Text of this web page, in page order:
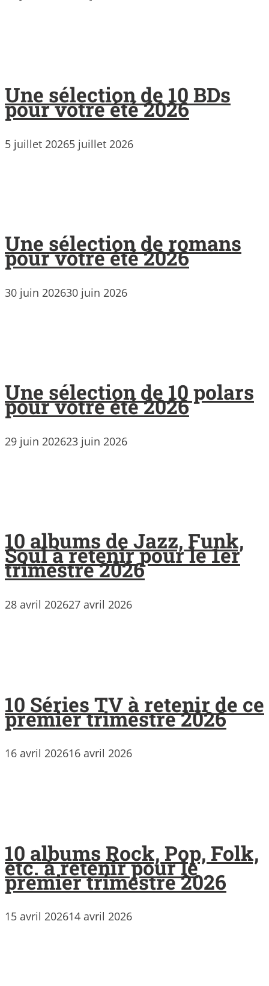
Une sélection de 10 BDs
pour votre été 2026
5 juillet 20265 juillet 2026
Une sélection de romans
pour votre été 2026
30 juin 202630 juin 2026
Une sélection de 10 polars
pour votre été 2026
29 juin 202623 juin 2026
10 albums de Jazz, Funk,
Soul à retenir pour le 1er
trimestre 2026
28 avril 202627 avril 2026
10 Séries TV à retenir de ce
premier trimestre 2026
16 avril 202616 avril 2026
10 albums Rock, Pop, Folk,
etc. à retenir pour le
premier trimestre 2026
15 avril 202614 avril 2026